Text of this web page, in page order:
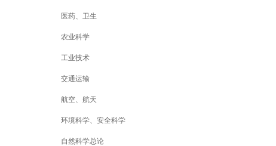
医药、卫生
农业科学
工业技术
交通运输
航空、航天
环境科学、安全科学
自然科学总论